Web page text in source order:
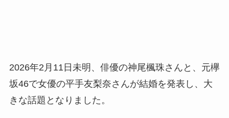
2026年2月11日未明、俳優の神尾楓珠さんと、元欅
坂46で女優の平手友梨奈さんが結婚を発表し、大
きな話題となりました。